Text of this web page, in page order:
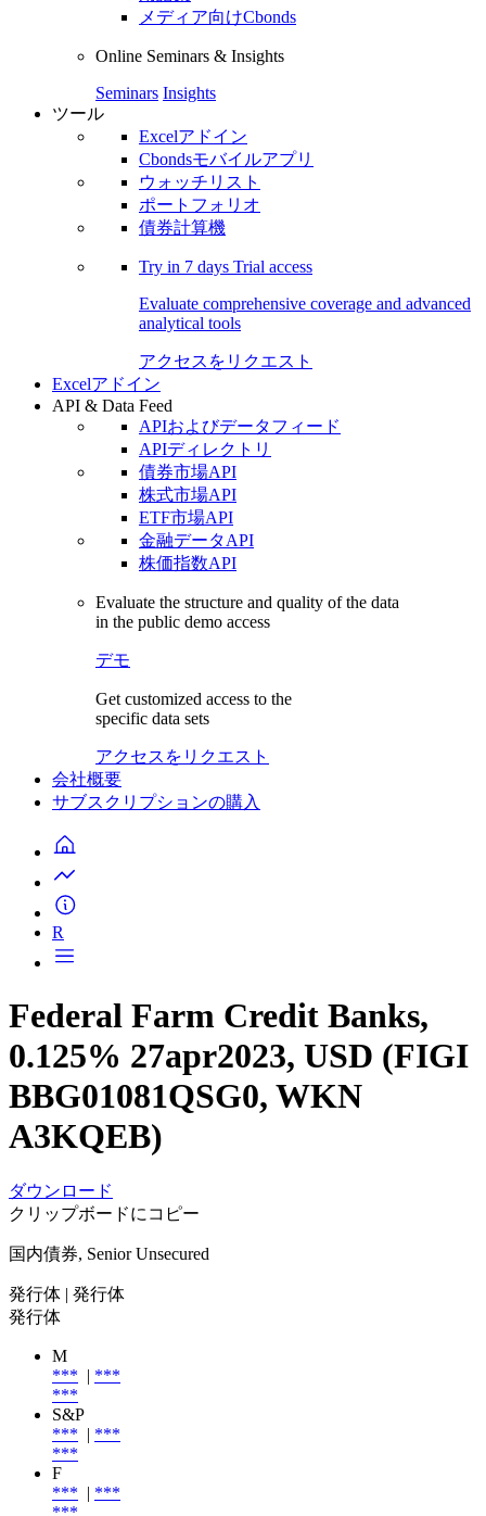
メディア向けCbonds
Online Seminars & Insights
Seminars Insights
ツール
Excelアドイン
Cbondsモバイルアプリ
ウォッチリスト
ポートフォリオ
債券計算機
Try in 7 days Trial access
Evaluate comprehensive coverage and advanced
analytical tools
アクセスをリクエスト
Excelアドイン
API & Data Feed
APIおよびデータフィード
APIディレクトリ
債券市場API
株式市場API
ETF市場API
金融データAPI
株価指数API
Evaluate the structure and quality of the data
in the public demo access
デモ
Get customized access to the
specific data sets
アクセスをリクエスト
会社概要
サブスクリプションの購入
R
Federal Farm Credit Banks,
0.125% 27apr2023, USD (FIGI
BBG01081QSG0, WKN
A3KQEB)
ダウンロード
クリップボードにコピー
国内債券, Senior Unsecured
発行体 | 発行体
発行体
M
*** | ***
***
S&P
*** | ***
***
F
*** | ***
***